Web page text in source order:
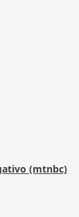
(mtnbc)